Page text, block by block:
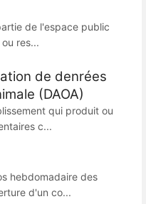
de l'espace public
res...
de denrées
(DAOA)
qui produit ou
c...
hebdomadaire des
d'un co...